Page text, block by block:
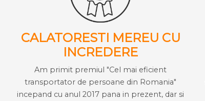
CALATORESTI MEREU CU
INCREDERE
Am primit premiul "Cel mai eficient
transportator de persoane din Romania"
incepand cu anul 2017 pana in prezent, dar si